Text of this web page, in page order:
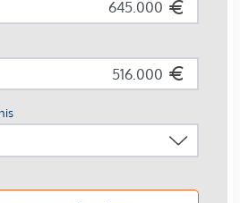
(Klagenfurt, Salzburg,
Verkehrsmitteln zu
Gartenwohnung mit Stil